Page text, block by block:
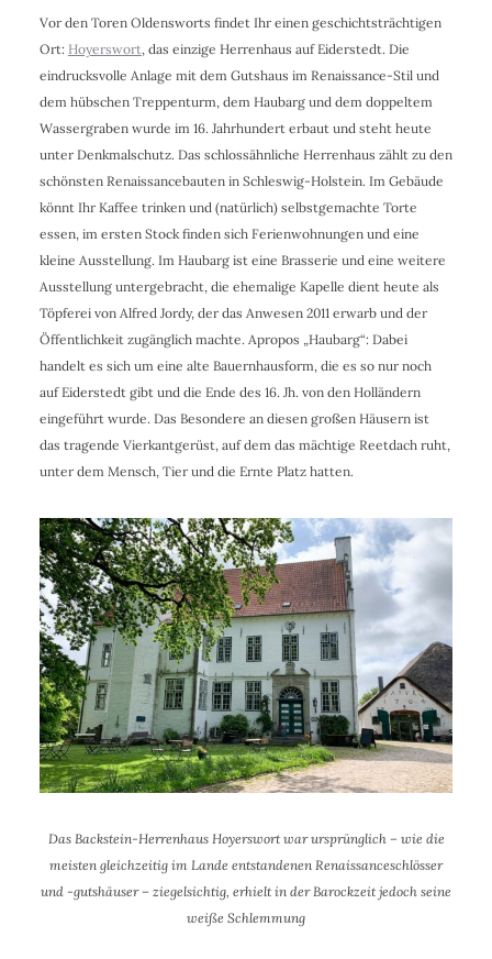
Vor den Toren Oldensworts findet Ihr einen geschichtsträchtigen
Ort: Hoyerswort, das einzige Herrenhaus auf Eiderstedt. Die
eindrucksvolle Anlage mit dem Gutshaus im Renaissance-Stil und
dem hübschen Treppenturm, dem Haubarg und dem doppeltem
Wassergraben wurde im 16. Jahrhundert erbaut und steht heute
unter Denkmalschutz. Das schlossähnliche Herrenhaus zählt zu den
schönsten Renaissancebauten in Schleswig-Holstein. Im Gebäude
könnt Ihr Kaffee trinken und (natürlich) selbstgemachte Torte
essen, im ersten Stock finden sich Ferienwohnungen und eine
kleine Ausstellung. Im Haubarg ist eine Brasserie und eine weitere
Ausstellung untergebracht, die ehemalige Kapelle dient heute als
Töpferei von Alfred Jordy, der das Anwesen 2011 erwarb und der
Öffentlichkeit zugänglich machte. Apropos „Haubarg“: Dabei
handelt es sich um eine alte Bauernhausform, die es so nur noch
auf Eiderstedt gibt und die Ende des 16. Jh. von den Holländern
eingeführt wurde. Das Besondere an diesen großen Häusern ist
das tragende Vierkantgerüst, auf dem das mächtige Reetdach ruht,
unter dem Mensch, Tier und die Ernte Platz hatten.
Das Backstein-Herrenhaus Hoyerswort war ursprünglich – wie die
meisten gleichzeitig im Lande entstandenen Renaissanceschlösser
und -gutshäuser – ziegelsichtig, erhielt in der Barockzeit jedoch seine
weiße Schlemmung